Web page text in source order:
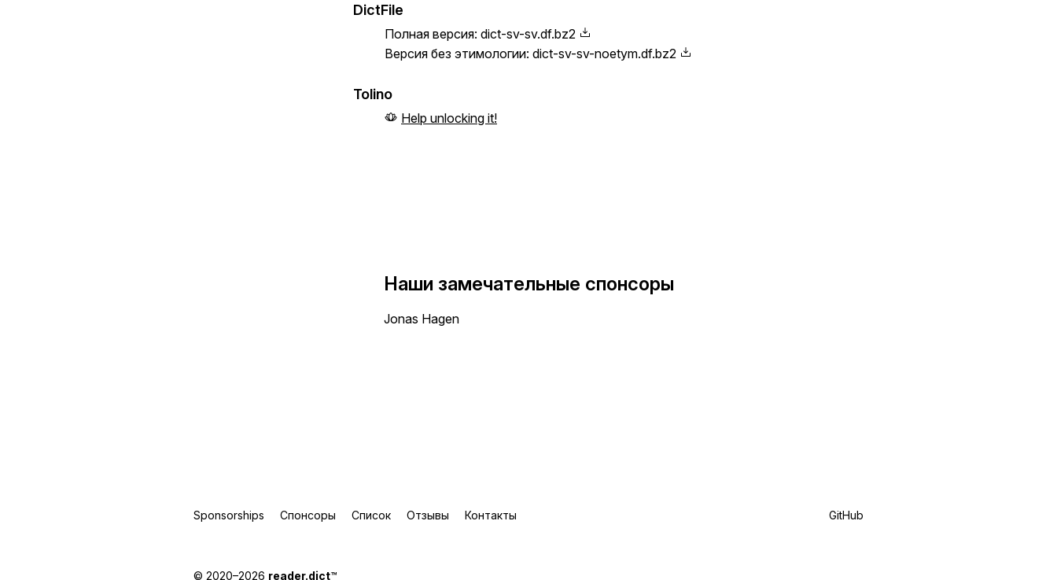
DictFile
Полная версия: dict-sv-sv.df.bz2
Версия без этимологии: dict-sv-sv-noetym.df.bz2
Tolino
Help unlocking it!
Наши замечательные спонсоры
Jonas Hagen
Sponsorships Спонсоры Список Отзывы Контакты GitHub
© 2020–2026 reader.dict™